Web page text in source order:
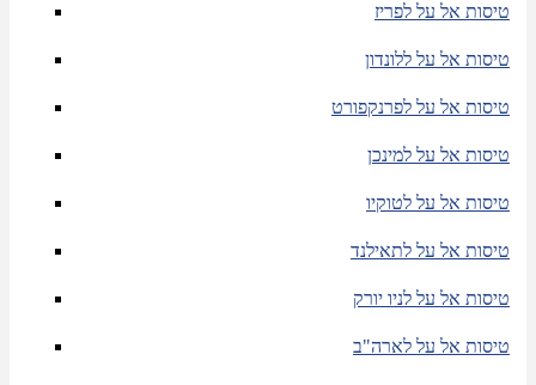
טיסות אל על לפריז
טיסות אל על ללונדון
טיסות אל על לפרנקפורט
טיסות אל על למינכן
טיסות אל על לטוקיו
טיסות אל על לתאילנד
טיסות אל על לניו יורק
טיסות אל על לארה"ב